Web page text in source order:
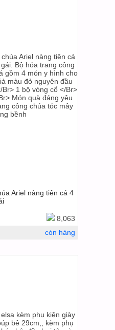
Ariel nàng tiên cá 4
8,063
còn hàng